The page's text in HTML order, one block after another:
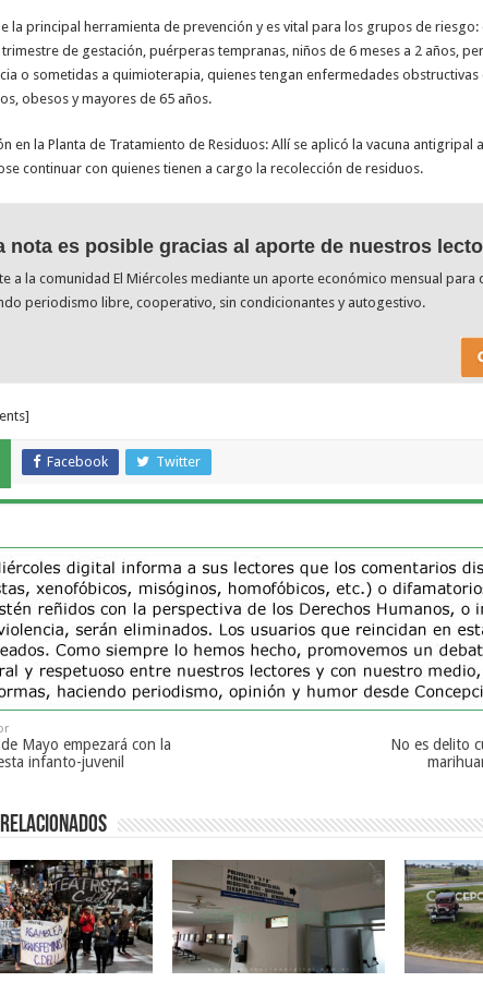
la principal herramienta de prevención y es vital para los grupos de riesgo:
de gestación, puérperas tempranas, niños de 6 meses a 2 años,
o sometidas a quimioterapia, quienes tengan enfermedades obstructivas
obesos y mayores de 65 años.
en la Planta de Tratamiento de Residuos: Allí se aplicó la vacuna antigripal
continuar con quienes tienen a cargo la recolección de residuos.
nota es posible gracias al aporte de nuestros
a la comunidad El Miércoles mediante un aporte económico mensual
periodismo libre, cooperativo, sin condicionantes y autogestivo.
Facebook Twitter
Mayo empezará con la
infanto-juvenil
No es delito